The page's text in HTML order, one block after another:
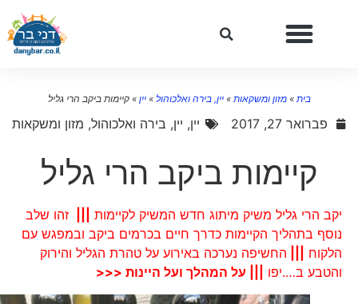
»מזון ומשקאות»יין, בירה ואלכוהול»יין »קיימות ביקב הרי גליל
פברואר 27, 2017 יין, יין, בירה ואלכוהול,מזון ומשקאות
קיימות ביקב הרי גליל
יקב הרי גליל משיק מיתוג חדש המשיק לקיימות|||
זהו שלב
נוסף בתהליך הקיימות כדרך חיים בכרמים ביקב ובמפגש עם
הלקוח|||
החשיפה נערכה באירוע על טהרת הגליל והירוק
והטבע ב….יפו||| על המהלך ועל היינות <<<